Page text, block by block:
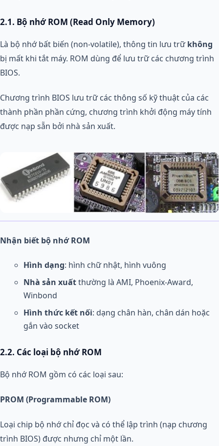
2.1. Bộ nhớ ROM (Read Only Memory)
Là bộ nhớ bất biến (non-volatile), thông tin lưu trữkhông
bị mất khi tắt máy. ROM dùng để lưu trữ các chương trình
BIOS.
Chương trình BIOS lưu trữ các thông số kỹ thuật của các
thành phần phần cứng, chương trình khởi động máy tính
được nạp sẵn bởi nhà sản xuất.
Nhận biết bộ nhớ ROM
Hình dạng: hình chữ nhật, hình vuông
Nhà sản xuấtthường là AMI, Phoenix-Award,
Winbond
Hình thức kết nối: dạng chân hàn, chân dán hoặc
gắn vào socket
2.2. Các loại bộ nhớ ROM
Bộ nhớ ROM gồm có các loại sau:
PROM (Programmable ROM)
Loại chip bộ nhớ chỉ đọc và có thể lập trình (nạp chương
trình BIOS) được nhưng chỉ một lần.